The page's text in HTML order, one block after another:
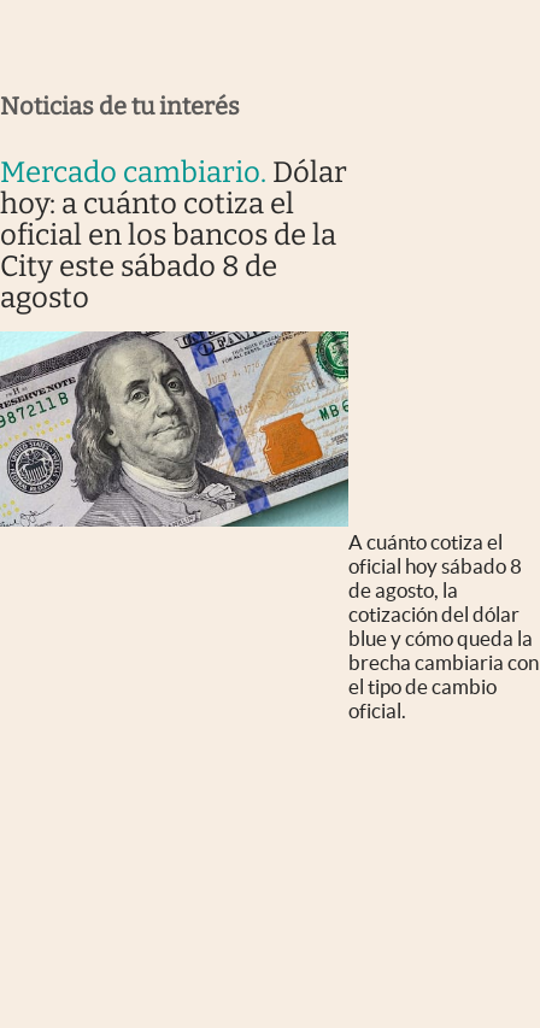
Noticias de tu interés
Mercado cambiario. Dólar
hoy: a cuánto cotiza el
oficial en los bancos de la
City este sábado 8 de
agosto
A cuánto cotiza el
oficial hoy sábado 8
de agosto, la
cotización del dólar
blue y cómo queda la
brecha cambiaria con
el tipo de cambio
oficial.